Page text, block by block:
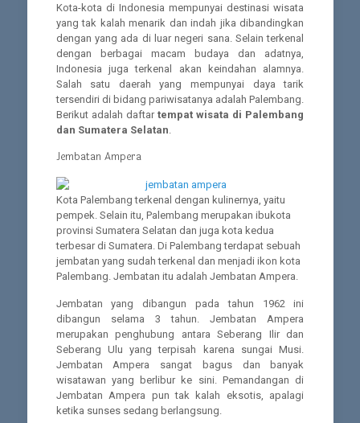
Kota-kota di Indonesia mempunyai destinasi wisata
yang tak kalah menarik dan indah jika dibandingkan
dengan yang ada di luar negeri sana. Selain terkenal
dengan berbagai macam budaya dan adatnya,
Indonesia juga terkenal akan keindahan alamnya.
Salah satu daerah yang mempunyai daya tarik
tersendiri di bidang pariwisatanya adalah Palembang.
Berikut adalah daftar tempat wisata di Palembang
dan Sumatera Selatan
Jembatan Ampera
Kota Palembang terkenal dengan kulinernya, yaitu
pempek. Selain itu, Palembang merupakan ibukota
provinsi Sumatera Selatan dan juga kota kedua
terbesar di Sumatera. Di Palembang terdapat sebuah
jembatan yang sudah terkenal dan menjadi ikon kota
Palembang. Jembatan itu adalah Jembatan Ampera.
Jembatan yang dibangun pada tahun 1962 ini
dibangun selama 3 tahun. Jembatan Ampera
merupakan penghubung antara Seberang Ilir dan
Seberang Ulu yang terpisah karena sungai Musi.
Jembatan Ampera sangat bagus dan banyak
wisatawan yang berlibur ke sini. Pemandangan di
Jembatan Ampera pun tak kalah eksotis, apalagi
ketika sunses sedang berlangsung.